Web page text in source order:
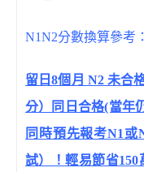
N1N2分數換算參考：
留日8個月 N2 未合
分）同日合格(當年
同時預先報考N1
試）！輕易節省